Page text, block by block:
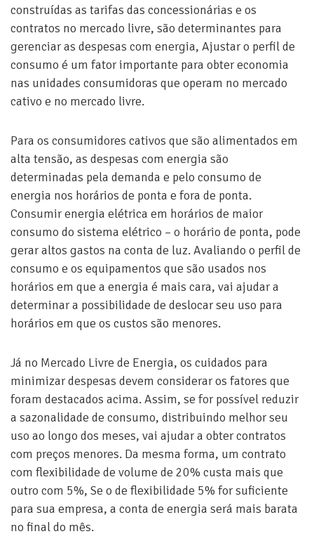
construídas as tarifas das concessionárias e os
contratos no mercado livre, são determinantes para
gerenciar as despesas com energia, Ajustar o perfil de
consumo é um fator importante para obter economia
nas unidades consumidoras que operam no mercado
cativo e no mercado livre.
Para os consumidores cativos que são alimentados em
alta tensão, as despesas com energia são
determinadas pela demanda e pelo consumo de
energia nos horários de ponta e fora de ponta.
Consumir energia elétrica em horários de maior
consumo do sistema elétrico – o horário de ponta, pode
gerar altos gastos na conta de luz. Avaliando o perfil de
consumo e os equipamentos que são usados nos
horários em que a energia é mais cara, vai ajudar a
determinar a possibilidade de deslocar seu uso para
horários em que os custos são menores.
Já no Mercado Livre de Energia, os cuidados para
minimizar despesas devem considerar os fatores que
foram destacados acima. Assim, se for possível reduzir
a sazonalidade de consumo, distribuindo melhor seu
uso ao longo dos meses, vai ajudar a obter contratos
com preços menores. Da mesma forma, um contrato
com flexibilidade de volume de 20% custa mais que
outro com 5%, Se o de flexibilidade 5% for suficiente
para sua empresa, a conta de energia será mais barata
no final do mês.